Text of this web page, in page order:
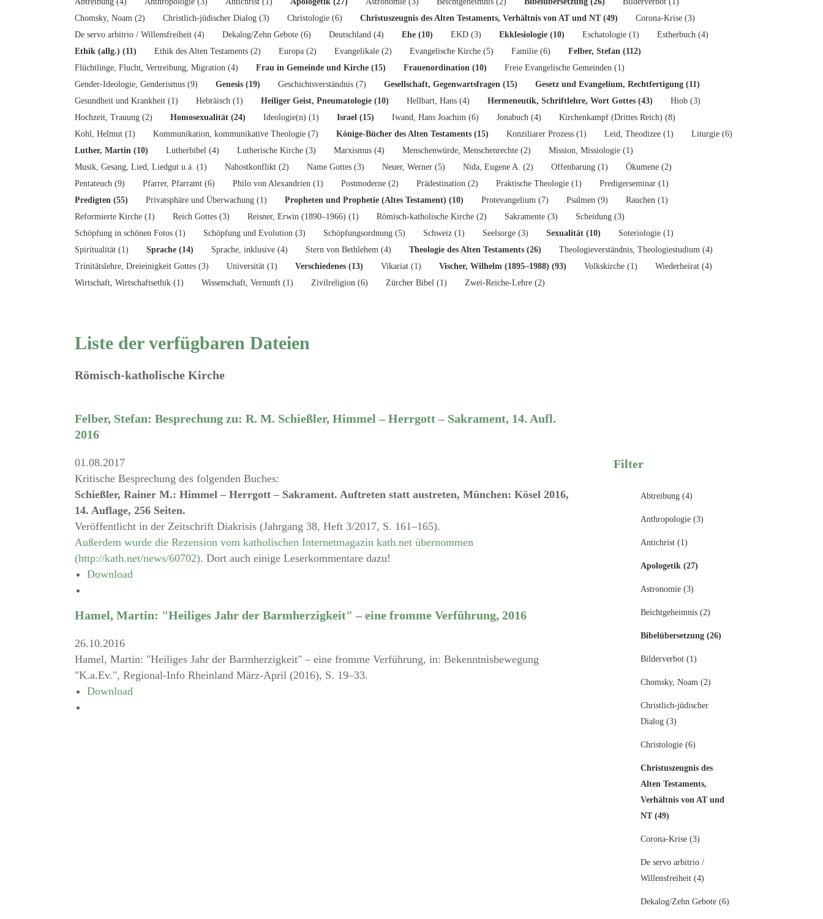
Chomsky, Noam (2)
Christlich-jüdischer Dialog (3) Christologie (6) Christuszeugnis des Alten Testaments, Verhältnis von AT und NT (49)
Corona-Krise (3)
De servo arbitrio / Willensfreiheit (4)
Dekalog/Zehn Gebote (6) Deutschland (4) Ehe (10) EKD (3) Ekklesiologie (10) Eschatologie (1)
Estherbuch (4)
Ethik (allg.) (11)
Ethik des Alten Testaments (2) Europa (2) Evangelikale (2) Evangelische Kirche (5) Familie (6)
Felber, Stefan (112)
Flüchtlinge, Flucht, Vertreibung, Migration (4)
Frau in Gemeinde und Kirche (15) Frauenordination (10)
Freie Evangelische Gemeinden (1)
Gender-Ideologie, Genderismus (9)
Genesis (19) Geschichtsverständnis (7) Gesellschaft, Gegenwartsfragen (15)
Gesetz und Evangelium, Rechtfertigung (11)
Gesundheit und Krankheit (1)
Hebräisch (1) Heiliger Geist, Pneumatologie (10) Hellbart, Hans (4) Hermeneutik, Schriftlehre, Wort Gottes (43)
Hiob (3)
Hochzeit, Trauung (2)
Homosexualität (24) Ideologie(n) (1) Israel (15) Iwand, Hans Joachim (6) Jonabuch (4)
Kirchenkampf (Drittes Reich) (8)
Kohl, Helmut (1)
Kommunikation, kommunikative Theologie (7) Könige-Bücher des Alten Testaments (15) Konziliarer Prozess (1) Leid, Theodizee (1)
Liturgie (6)
Luther, Martin (10)
Lutherbibel (4) Lutherische Kirche (3) Marxismus (4) Menschenwürde, Menschenrechte (2)
Mission, Missiologie (1)
Musik, Gesang, Lied, Liedgut u.ä. (1)
Nahostkonflikt (2) Name Gottes (3) Neuer, Werner (5) Nida, Eugene A. (2) Offenbarung (1)
Ökumene (2)
Pentateuch (9)
Pfarrer, Pfarramt (6) Philo von Alexandrien (1) Postmoderne (2) Prädestination (2) Praktische Theologie (1)
Predigerseminar (1)
Predigten (55)
Privatsphäre und Überwachung (1) Propheten und Prophetie (Altes Testament) (10) Protevangelium (7) Psalmen (9)
Rauchen (1)
Reformierte Kirche (1)
Reich Gottes (3) Reisner, Erwin (1890–1966) (1) Römisch-katholische Kirche (2) Sakramente (3)
Scheidung (3)
Schöpfung in schönen Fotos (1)
Schöpfung und Evolution (3) Schöpfungsordnung (5) Schweiz (1) Seelsorge (3) Sexualität (10)
Soteriologie (1)
Spiritualität (1)
Sprache (14) Sprache, inklusive (4) Stern von Bethlehem (4) Theologie des Alten Testaments (26)
Theologieverständnis, Theologiestudium (4)
Trinitätslehre, Dreieinigkeit Gottes (3)
Universität (1) Verschiedenes (13) Vikariat (1) Vischer, Wilhelm (1895–1988) (93) Volkskirche (1)
Wiederheirat (4)
Wirtschaft, Wirtschaftsethik (1)
Wissenschaft, Vernunft (1) Zivilreligion (6) Zürcher Bibel (1) Zwei-Reiche-Lehre (2)
Liste der verfügbaren Dateien
Römisch-katholische Kirche
Felber, Stefan: Besprechung zu: R. M. Schießler, Himmel – Herrgott – Sakrament, 14. Aufl.
2016
01.08.2017
Kritische Besprechung des folgenden Buches:
Schießler, Rainer M.: Himmel – Herrgott – Sakrament. Auftreten statt austreten, München: Kösel 2016,
14. Auflage, 256 Seiten.
Veröffentlicht in der Zeitschrift Diakrisis (Jahrgang 38, Heft 3/2017, S. 161–165).
Außerdem wurde die Rezension vom katholischen Internetmagazin kath.net übernommen
(http://kath.net/news/60702). Dort auch einige Leserkommentare dazu!
Download
Hamel, Martin: "Heiliges Jahr der Barmherzigkeit" – eine fromme Verführung, 2016
26.10.2016
Hamel, Martin: "Heiliges Jahr der Barmherzigkeit" – eine fromme Verführung, in: Bekenntnisbewegung
"K.a.Ev.", Regional-Info Rheinland März-April (2016), S. 19–33.
Download
Filter
Abtreibung (4)
Anthropologie (3)
Antichrist (1)
Apologetik (27)
Astronomie (3)
Beichtgeheimnis (2)
Bibelübersetzung (26)
Bilderverbot (1)
Chomsky, Noam (2)
Christlich-jüdischer
Dialog (3)
Christologie (6)
Christuszeugnis des
Alten Testaments,
Verhältnis von AT und
NT (49)
Corona-Krise (3)
De servo arbitrio /
Willensfreiheit (4)
Dekalog/Zehn Gebote (6)